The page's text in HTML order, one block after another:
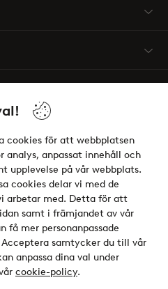
cookies för att webbplatsen
analys, anpassat innehåll och
upplevelse på vår webbplats.
cookies delar vi med de
arbetar med. Detta för att
samt i främjandet av vår
få mer personanpassade
samtycker du till vår
anpassa dina val under
cookie-policy.
direkt eller dela upp
våra betalalternativ?